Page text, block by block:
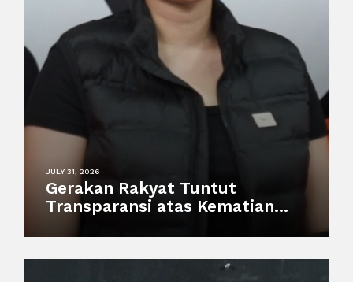
JULY 31, 2026
Gerakan Rakyat Tuntut
Transparansi atas Kematian
Semarang Zoo